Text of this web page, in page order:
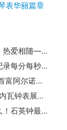
表华丽篇章
果敢无畏，热爱相随——探索Roger Dubuis的浪漫之旅
用浪琴表记录每分每秒的爱，母亲节最佳选择
揭秘世界首富阿尔诺的奢华腕表
2025年日内瓦钟表展新篇章
续航更持久！石英钟最佳电池推荐